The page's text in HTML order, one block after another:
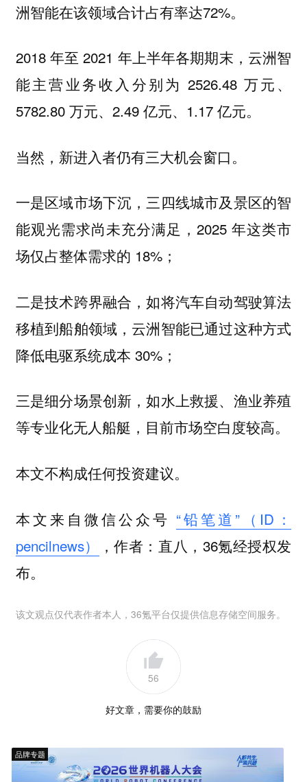
洲智能在该领域合计占有率达72%。
2018 年至 2021 年上半年各期期末，云洲智
能主营业务收入分别为 2526.48 万元、
5782.80 万元、2.49 亿元、1.17 亿元。
当然，新进入者仍有三大机会窗口。
一是区域市场下沉，三四线城市及景区的智
能观光需求尚未充分满足，2025 年这类市
场仅占整体需求的 18%；
二是技术跨界融合，如将汽车自动驾驶算法
移植到船舶领域，云洲智能已通过这种方式
降低电驱系统成本 30%；
三是细分场景创新，如水上救援、渔业养殖
等专业化无人船艇，目前市场空白度较高。
本文不构成任何投资建议。
本文来自微信公众号 “铅笔道”（ID：
pencilnews）
，作者：直八，36氪经授权发
布。
该文观点仅代表作者本人，36氪平台仅提供信息存储空间服务。
56
好文章，需要你的鼓励
品牌专题